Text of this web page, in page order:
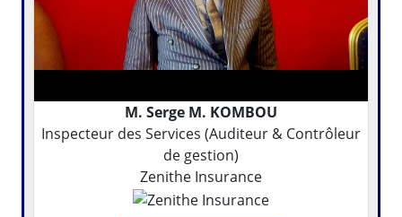
M. Serge M. KOMBOU
Inspecteur des Services (Auditeur & Contrôleur
de gestion)
Zenithe Insurance